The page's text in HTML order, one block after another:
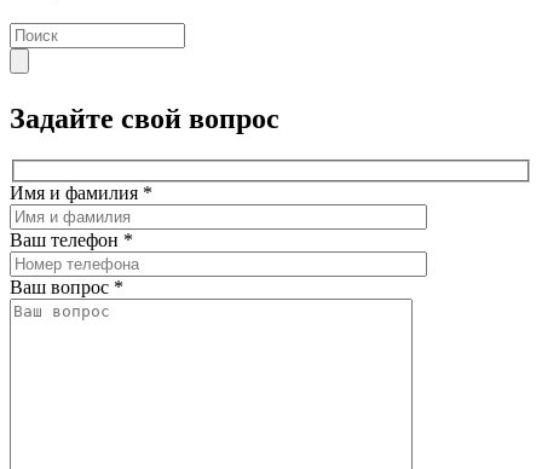
Задайте свой вопрос
Имя и фамилия *
Ваш телефон *
Ваш вопрос *